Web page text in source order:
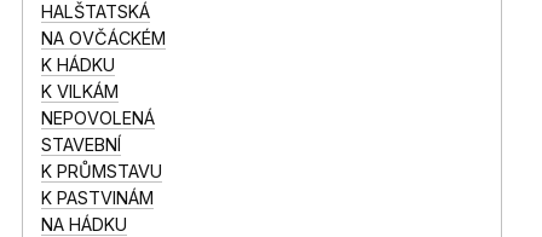
HALŠTATSKÁ
NA OVČÁCKÉM
K HÁDKU
K VILKÁM
NEPOVOLENÁ
STAVEBNÍ
K PRŮMSTAVU
K PASTVINÁM
NA HÁDKU